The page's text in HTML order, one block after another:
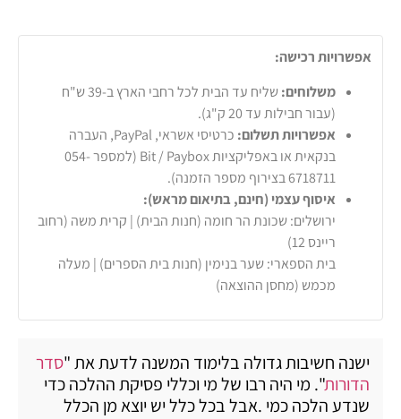
אפשרויות רכישה:
משלוחים:
שליח עד הבית לכל רחבי הארץ ב-39 ש"ח
(עבור חבילות עד 20 ק"ג).
אפשרויות תשלום:
כרטיסי אשראי, PayPal, העברה
בנקאית או באפליקציות Bit / Paybox (למספר 054-
6718711 בצירוף מספר הזמנה).
איסוף עצמי (חינם, בתיאום מראש):
ירושלים: שכונת הר חומה (חנות הבית) | קרית משה (רחוב
ריינס 12)
בית הספארי: שער בנימין (חנות בית הספרים) | מעלה
מכמש (מחסן ההוצאה)
ישנה חשיבות גדולה בלימוד המשנה לדעת את "סדר
הדורות". מי היה רבו של מי וכללי פסיקת ההלכה כדי
שנדע הלכה כמי .אבל בכל כלל יש יוצא מן הכלל